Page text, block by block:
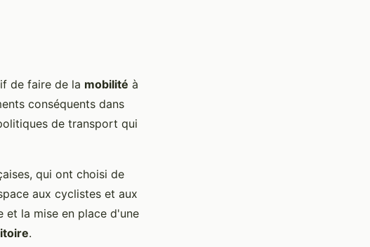
de faire de la mobilité à
conséquents dans
de transport qui
qui ont choisi de
aux cyclistes et aux
et la mise en place d'une
.